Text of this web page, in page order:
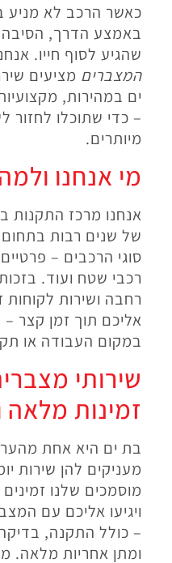
כאשר הרכב לא מניע
באמצע הדרך, הסיבה
שהגיע לסוף חייו.
המצברים מציעים
ים במהירות,
– כדי שתוכלו לחזור
מיותרים.
מי אנחנו
אנחנו מרכז התקנות
של שנים רבות
סוגי הרכבים –
רכבי שטח ועוד.
רחבה ושירות לקוחות
אליכם תוך זמן קצר
במקום העבודה או
שירותי
זמינות מלאה
בת ים היא אחת
מעניקים להן שירות
מוסמכים שלנו
ויגיעו אליכם עם
– כולל התקנה,
ומתן אחריות מלאה.